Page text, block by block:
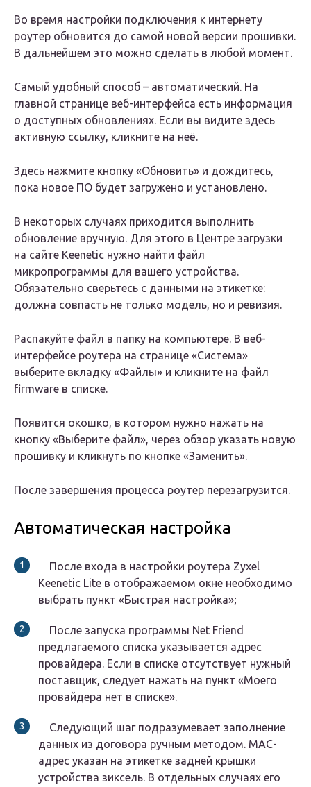
Во время настройки подключения к интернету
роутер обновится до самой новой версии прошивки.
В дальнейшем это можно сделать в любой момент.
Самый удобный способ – автоматический. На
главной странице веб-интерфейса есть информация
о доступных обновлениях. Если вы видите здесь
активную ссылку, кликните на неё.
Здесь нажмите кнопку «Обновить» и дождитесь,
пока новое ПО будет загружено и установлено.
В некоторых случаях приходится выполнить
обновление вручную. Для этого в Центре загрузки
на сайте Keenetic нужно найти файл
микропрограммы для вашего устройства.
Обязательно сверьтесь с данными на этикетке:
должна совпасть не только модель, но и ревизия.
Распакуйте файл в папку на компьютере. В веб-
интерфейсе роутера на странице «Система»
выберите вкладку «Файлы» и кликните на файл
firmware в списке.
Появится окошко, в котором нужно нажать на
кнопку «Выберите файл», через обзор указать новую
прошивку и кликнуть по кнопке «Заменить».
После завершения процесса роутер перезагрузится.
Автоматическая настройка
После входа в настройки роутера Zyxel
Keenetic Lite в отображаемом окне необходимо
выбрать пункт «Быстрая настройка»;
После запуска программы Net Friend
предлагаемого списка указывается адрес
провайдера. Если в списке отсутствует нужный
поставщик, следует нажать на пункт «Моего
провайдера нет в списке».
Следующий шаг подразумевает заполнение
данных из договора ручным методом. MAC-
адрес указан на этикетке задней крышки
устройства зиксель. В отдельных случаях его